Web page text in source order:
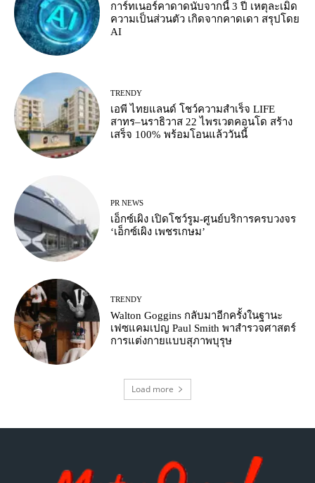
การ์ทเนอร์คาดาดนับจากนี้ 3 ปี เหตุละเมิด
ความเป็นส่วนตัว เกิดจากคาดเดา สรุปโดย
AI
TRENDY
เอพี ไทยแลนด์ โชว์ความสำเร็จ LIFE
สาทร–นราธิวาส 22 ไพรเวตคอนโด สร้าง
เสร็จ 100% พร้อมโอนแล้ววันนี้
PR NEWS
เอ็กซ์เผิง เปิดโชว์รูม-ศูนย์บริการครบวงจร
‘เอ็กซ์เผิง เพชรเกษม’
TRENDY
Walton Goggins กลับมาอีกครั้งในฐานะ
เฟซแคมเปญ Paul Smith พาสำรวจศาสตร์
การแต่งกายแบบสุภาพบุรุษ
Load more